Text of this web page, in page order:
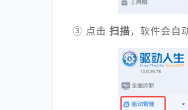
③ 点击 扫描，软件会自